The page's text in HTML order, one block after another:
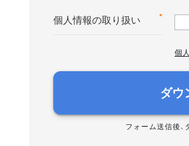
*
個人情報の取り扱い
個
ダウ
フォーム送信後